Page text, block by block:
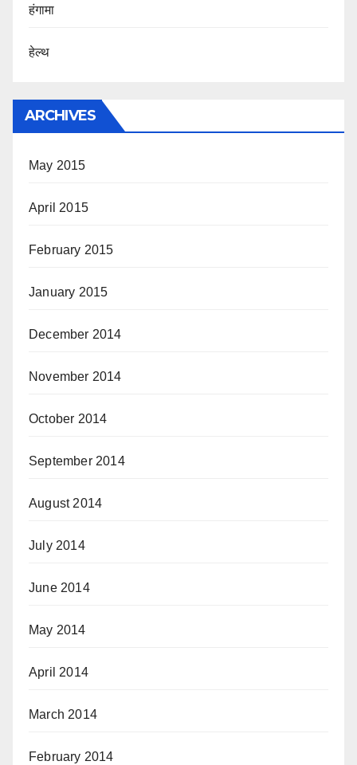
हंगामा
हेल्थ
ARCHIVES
May 2015
April 2015
February 2015
January 2015
December 2014
November 2014
October 2014
September 2014
August 2014
July 2014
June 2014
May 2014
April 2014
March 2014
February 2014